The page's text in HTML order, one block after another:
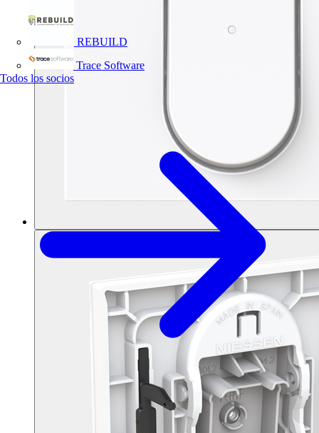
REBUILD
Trace Software
Todos los socios